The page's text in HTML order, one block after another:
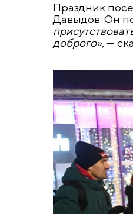
Праздник
Давыдов. Он
доброго», —